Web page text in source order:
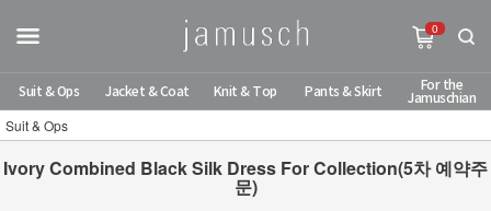
0
Suit & Ops Jacket & Coat Knit & Top Pants & Skirt
For the
Jamuschian
Suit & Ops
Ivory Combined Black Silk Dress For Collection(5차 예약주
문)